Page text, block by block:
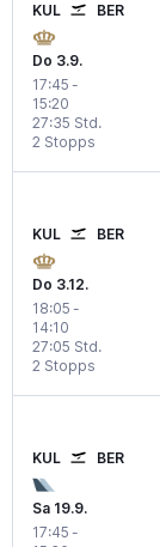
KUL BER
Do 3.9.
17:45 -
15:20
2 Stopps
27:35 Std.
KUL BER
Do 3.12.
18:05 -
14:10
2 Stopps
27:05 Std.
KUL BER
Sa 19.9.
17:45 -